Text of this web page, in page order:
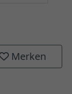
Merken